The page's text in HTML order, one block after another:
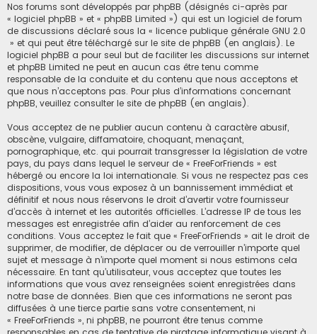
Nos forums sont développés par phpBB (désignés ci-après par
« logiciel phpBB » et « phpBB Limited ») qui est un logiciel de forum
de discussions déclaré sous la « licence publique générale GNU 2.0
» et qui peut être téléchargé sur le site de phpBB (en anglais). Le
logiciel phpBB a pour seul but de faciliter les discussions sur internet
et phpBB Limited ne peut en aucun cas être tenu comme
responsable de la conduite et du contenu que nous acceptons et
que nous n’acceptons pas. Pour plus d’informations concernant
phpBB, veuillez consulter le site de phpBB (en anglais).
Vous acceptez de ne publier aucun contenu à caractère abusif,
obscène, vulgaire, diffamatoire, choquant, menaçant,
pornographique, etc. qui pourrait transgresser la législation de votre
pays, du pays dans lequel le serveur de « FreeForFriends » est
hébergé ou encore la loi internationale. Si vous ne respectez pas ces
dispositions, vous vous exposez à un bannissement immédiat et
définitif et nous nous réservons le droit d’avertir votre fournisseur
d’accès à internet et les autorités officielles. L’adresse IP de tous les
messages est enregistrée afin d’aider au renforcement de ces
conditions. Vous acceptez le fait que « FreeForFriends » ait le droit de
supprimer, de modifier, de déplacer ou de verrouiller n’importe quel
sujet et message à n’importe quel moment si nous estimons cela
nécessaire. En tant qu’utilisateur, vous acceptez que toutes les
informations que vous avez renseignées soient enregistrées dans
notre base de données. Bien que ces informations ne seront pas
diffusées à une tierce partie sans votre consentement, ni
« FreeForFriends », ni phpBB, ne pourront être tenus comme